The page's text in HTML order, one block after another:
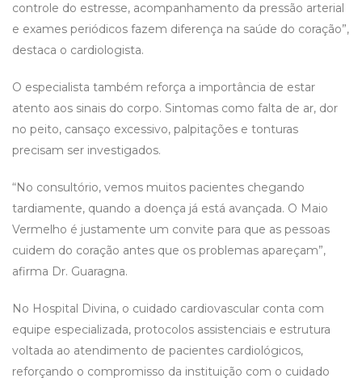
controle do estresse, acompanhamento da pressão arterial
e exames periódicos fazem diferença na saúde do coração”,
destaca o cardiologista.
O especialista também reforça a importância de estar
atento aos sinais do corpo. Sintomas como falta de ar, dor
no peito, cansaço excessivo, palpitações e tonturas
precisam ser investigados.
“No consultório, vemos muitos pacientes chegando
tardiamente, quando a doença já está avançada. O Maio
Vermelho é justamente um convite para que as pessoas
cuidem do coração antes que os problemas apareçam”,
afirma Dr. Guaragna.
No Hospital Divina, o cuidado cardiovascular conta com
equipe especializada, protocolos assistenciais e estrutura
voltada ao atendimento de pacientes cardiológicos,
reforçando o compromisso da instituição com o cuidado